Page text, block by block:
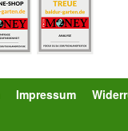
Impressum